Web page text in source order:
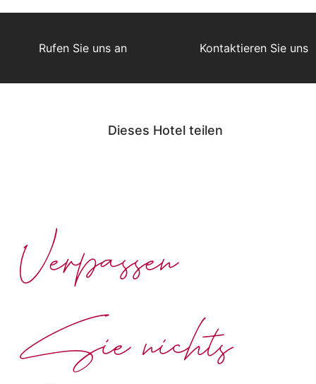
Rufen Sie uns an Kontaktieren Sie uns
Dieses Hotel teilen
Verpassen
Sie nichts